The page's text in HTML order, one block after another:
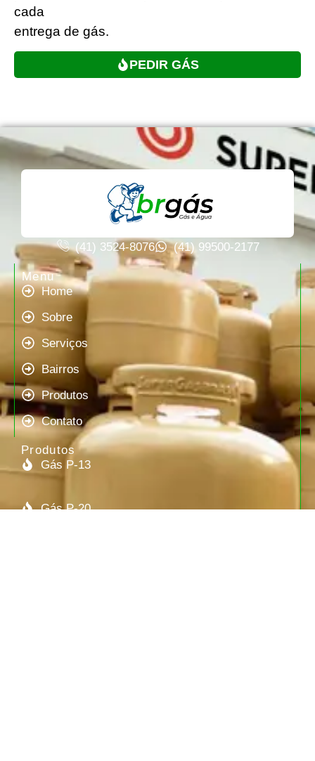
cada
entrega de gás.
PEDIR GÁS
(41) 3524-8076 (41) 99500-2177
Menu
Home
Sobre
Serviços
Bairros
Produtos
Contato
Produtos
Gás P-13
Gás P-20